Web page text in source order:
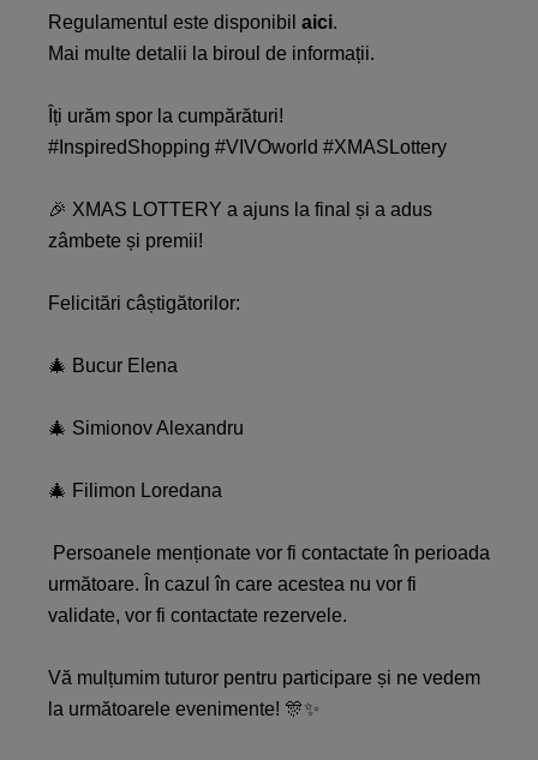
Regulamentul este disponibil aici.
Mai multe detalii la biroul de informații.
Îți urăm spor la cumpărături!
#InspiredShopping #VIVOworld #XMASLottery
🎉 XMAS LOTTERY a ajuns la final și a adus
zâmbete și premii!
Felicitări câștigătorilor:
🎄 Bucur Elena
🎄 Simionov Alexandru
🎄 Filimon Loredana
Persoanele menționate vor fi contactate în perioada
următoare. În cazul în care acestea nu vor fi
validate, vor fi contactate rezervele.
Vă mulțumim tuturor pentru participare și ne vedem
la următoarele evenimente! 🎊✨